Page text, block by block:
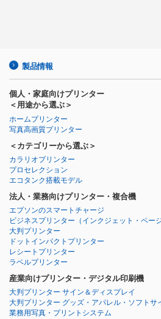
製品情報
個人・家庭向けプリンター
＜用途から選ぶ＞
ホームプリンター
写真高画質プリンター
＜カテゴリーから選ぶ＞
カラリオプリンター
プロセレクション
エコタンク搭載モデル
法人・業務向けプリンター・複合機
エプソンのスマートチャージ
ビジネスプリンター （インクジェット・ペー
大判プリンター
ドットインパクトプリンター
レシートプリンター
ラベルプリンター
産業向けプリンター・デジタル印刷機
大判プリンター サイン＆ディスプレイ
大判プリンター グッズ・アパレル・ソフトサ
業務用写真・プリントシステム